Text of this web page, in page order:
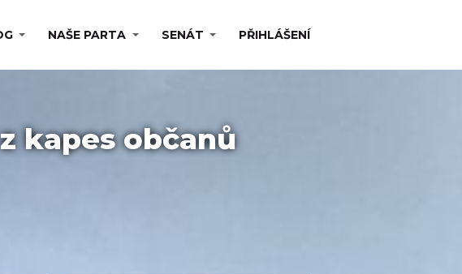
NAŠE PARTA SENÁT PŘIHLÁŠENÍ
kapes občanů